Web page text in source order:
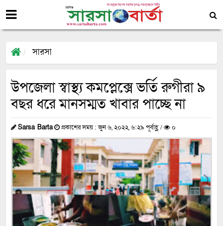
সারসা
উপজেলা স্বাস্থ্য কমপ্লেক্সে ভর্তি রুগীরা ৯
বছর ধরে মানসম্মত খাবার পাচ্ছে না
Sarsa Barta প্রকাশের সময় : জুন ৬, ২০২২, ৬:২৯ পূর্বাহ্ণ / ০